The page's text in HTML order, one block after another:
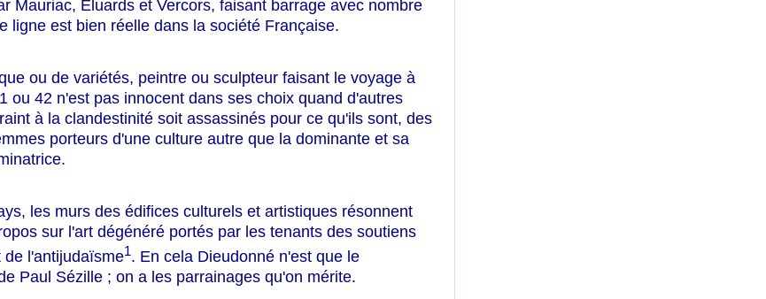
Mauriac, Eluards et Vercors, faisant barrage avec nombre
ligne est bien réelle dans la société Française.
ou de variétés, peintre ou sculpteur faisant le voyage à
ou 42 n'est pas innocent dans ses choix quand d'autres
à la clandestinité soit assassinés pour ce qu'ils sont, des
porteurs d'une culture autre que la dominante et sa
les murs des édifices culturels et artistiques résonnent
sur l'art dégénéré portés par les tenants des soutiens
de l'antijudaïsme1. En cela Dieudonné n'est que le
Paul Sézille ; on a les parrainages qu'on mérite.